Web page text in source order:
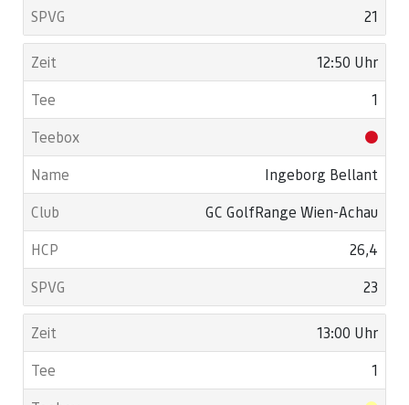
21
12:50 Uhr
1
Ingeborg Bellant
GC GolfRange Wien-Achau
26,4
23
13:00 Uhr
1